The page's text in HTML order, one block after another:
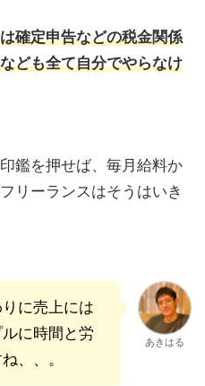
確定申告などの税金関係
ども全て自分でやらなけ
鑑を押せば、毎月給料か
リーランスはそうはいき
に売上には
に時間と労
、、。
あきはる